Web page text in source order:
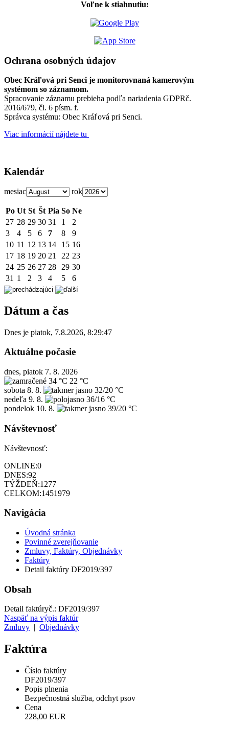
Voľne k stiahnutiu:
Ochrana osobných údajov
Obec Kráľová pri Senci je monitorovnaná kamerovým
systémom so záznamom.
Spracovanie záznamu prebieha podľa nariadenia GDPRč.
2016/679, čl. 6 písm. f.
Správca systému: Obec Kráľová pri Senci.
Viac informácií nájdete tu
Kalendár
mesiac rok
Po Ut St Št Pia So Ne
27 28 29 30 31 1
2
3
4 5 6 7 8
9
10 11 12 13 14 15 16
17 18 19 20 21 22 23
24 25 26 27 28 29 30
31 1 2 3 4 5 6
Dátum a čas
Dnes je piatok, 7.8.2026, 8:29:47
Aktuálne počasie
dnes, piatok 7. 8. 2026
34 °C 22 °C
sobota 8. 8.
32/20 °C
nedeľa 9. 8.
36/16 °C
pondelok 10. 8. 39/20 °C
Návštevnosť
Návštevnosť:
ONLINE:0
DNES:92
TÝŽDEŇ:1277
CELKOM:1451979
Navigácia
Úvodná stránka
Povinné zverejňovanie
Zmluvy, Faktúry, Objednávky
Faktúry
Detail faktúry DF2019/397
Obsah
Detail faktúryč.: DF2019/397
Naspäť na výpis faktúr
Zmluvy
Objednávky
Faktúra
Číslo faktúry
DF2019/397
Popis plnenia
Bezpečnostná služba, odchyt psov
Cena
228,00 EUR